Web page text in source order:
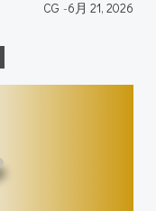
CG -6月 21, 2026